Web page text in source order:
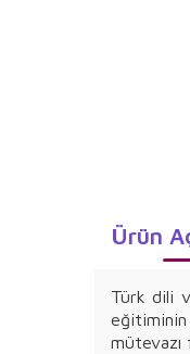
Ürün
Türk dili
eğitiminin
mütevazı